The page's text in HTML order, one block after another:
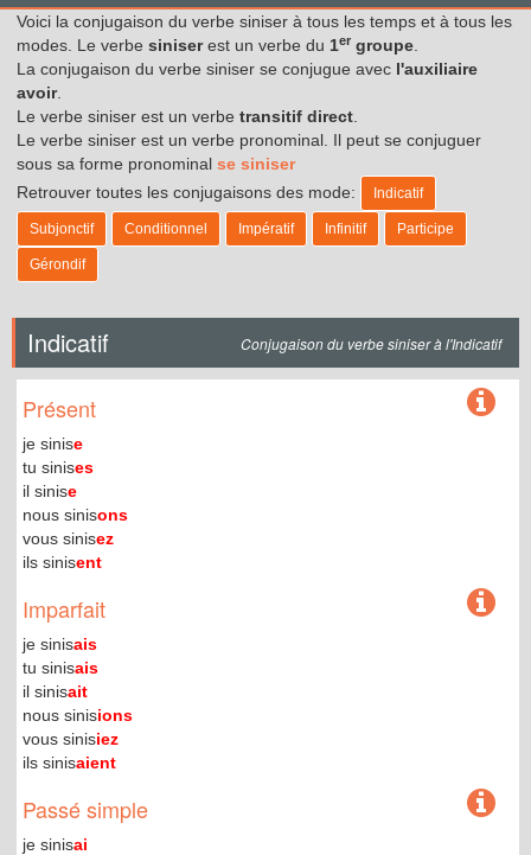
Voici la conjugaison du verbe siniser à tous les temps et à tous les
modes. Le verbe siniserest un verbe du 1er groupe
La conjugaison du verbe siniser se conjugue avec l'auxiliaire
avoir.
Le verbe siniser est un verbe transitif direct
Le verbe siniser est un verbe pronominal. Il peut se conjuguer
sous sa forme pronominal se siniser
Retrouver toutes les conjugaisons des mode:
Indicatif
Subjonctif Conditionnel Impératif Infinitif Participe
Gérondif
Indicatif Conjugaison du verbe siniser à l'Indicatif
Présent
je sinise
tu sinises
il sinise
nous sinisons
vous sinisez
ils sinisent
Imparfait
je sinisais
tu sinisais
il sinisait
nous sinisions
vous sinisiez
ils sinisaient
Passé simple
je sinisai